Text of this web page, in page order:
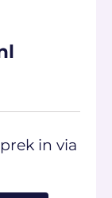
in via